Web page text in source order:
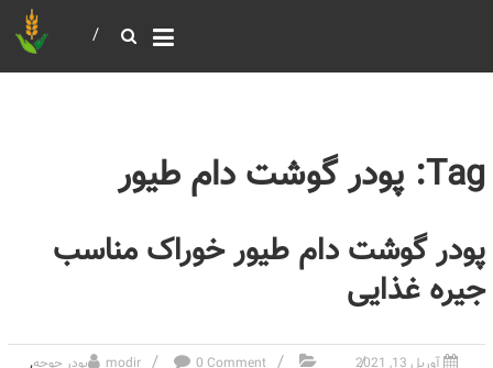
Tag: پودر گوشت دام طیور
پودر گوشت دام طیور خوراک مناسب
جیره غذایی
آوریل 13, 2021 modir 0 Comment پودر جوجه